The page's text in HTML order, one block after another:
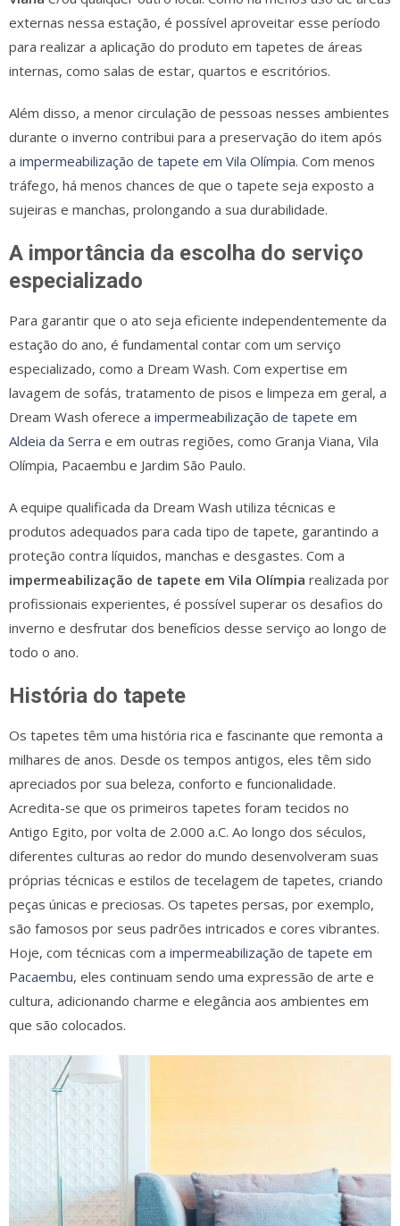
externas nessa estação, é possível aproveitar esse período
para realizar a aplicação do produto em tapetes de áreas
internas, como salas de estar, quartos e escritórios.
Além disso, a menor circulação de pessoas nesses ambientes
durante o inverno contribui para a preservação do item após
a impermeabilização de tapete em Vila Olímpia. Com menos
tráfego, há menos chances de que o tapete seja exposto a
sujeiras e manchas, prolongando a sua durabilidade.
A importância da escolha do serviço
especializado
Para garantir que o ato seja eficiente independentemente da
estação do ano, é fundamental contar com um serviço
especializado, como a Dream Wash. Com expertise em
lavagem de sofás, tratamento de pisos e limpeza em geral, a
Dream Wash oferece a impermeabilização de tapete em
Aldeia da Serra e em outras regiões, como Granja Viana, Vila
Olímpia, Pacaembu e Jardim São Paulo.
A equipe qualificada da Dream Wash utiliza técnicas e
produtos adequados para cada tipo de tapete, garantindo a
proteção contra líquidos, manchas e desgastes. Com a
impermeabilização de tapete em Vila Olímpia realizada por
profissionais experientes, é possível superar os desafios do
inverno e desfrutar dos benefícios desse serviço ao longo de
todo o ano.
História do tapete
Os tapetes têm uma história rica e fascinante que remonta a
milhares de anos. Desde os tempos antigos, eles têm sido
apreciados por sua beleza, conforto e funcionalidade.
Acredita-se que os primeiros tapetes foram tecidos no
Antigo Egito, por volta de 2.000 a.C. Ao longo dos séculos,
diferentes culturas ao redor do mundo desenvolveram suas
próprias técnicas e estilos de tecelagem de tapetes, criando
peças únicas e preciosas. Os tapetes persas, por exemplo,
são famosos por seus padrões intricados e cores vibrantes.
Hoje, com técnicas com a impermeabilização de tapete em
Pacaembu, eles continuam sendo uma expressão de arte e
cultura, adicionando charme e elegância aos ambientes em
que são colocados.